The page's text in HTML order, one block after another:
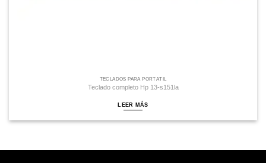
TECLADOS PARA PORTÁTIL
Teclado completo Hp 13-s151la
LEER MÁS